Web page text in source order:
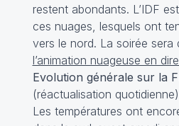
restent abondants. L’IDF
ces nuages, lesquels ont
vers le nord. La soirée sera
l’animation nuageuse en
Evolution générale sur la
(réactualisation
Les températures ont